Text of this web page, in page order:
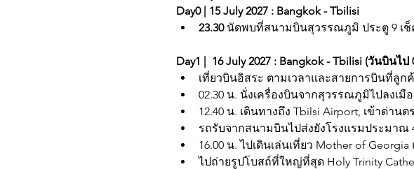
Day0 | 15 July 2027 : Bangkok - Tbilisi
23.30 นัดพบที่สนามบินสุวรรณภูมิ ประตู 9 เ
Day1 |  16 July 2027 : Bangkok - Tbilisi (วันบินไป
เที่ยวบินอิสระ ตามเวลาและสายการบินที่ลู
02.30 น. นั่งเครื่องบินจากสุวรรณภูมิไปลงเมื
12.40 น. เดินทางถึง Tbilsi Airport, เข้าด่า
รถรับจากสนามบินไปส่งยังโรงแรมประมา
16.00 น. ไปเดินเล่นเที่ยว Mother of
ไปถ่ายรูปโบสถ์ที่ใหญ่ที่สุด Holy Trinity